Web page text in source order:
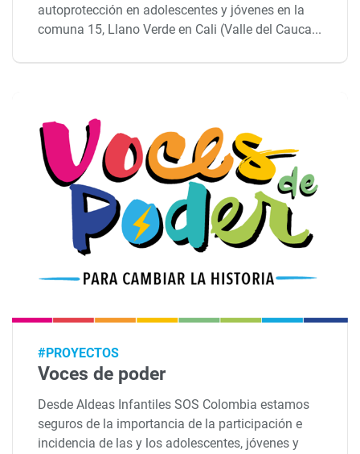
autoprotección en adolescentes y jóvenes en la
comuna 15, Llano Verde en Cali (Valle del Cauca...
#PROYECTOS
Voces de poder
Desde Aldeas Infantiles SOS Colombia estamos
seguros de la importancia de la participación e
incidencia de las y los adolescentes, jóvenes y